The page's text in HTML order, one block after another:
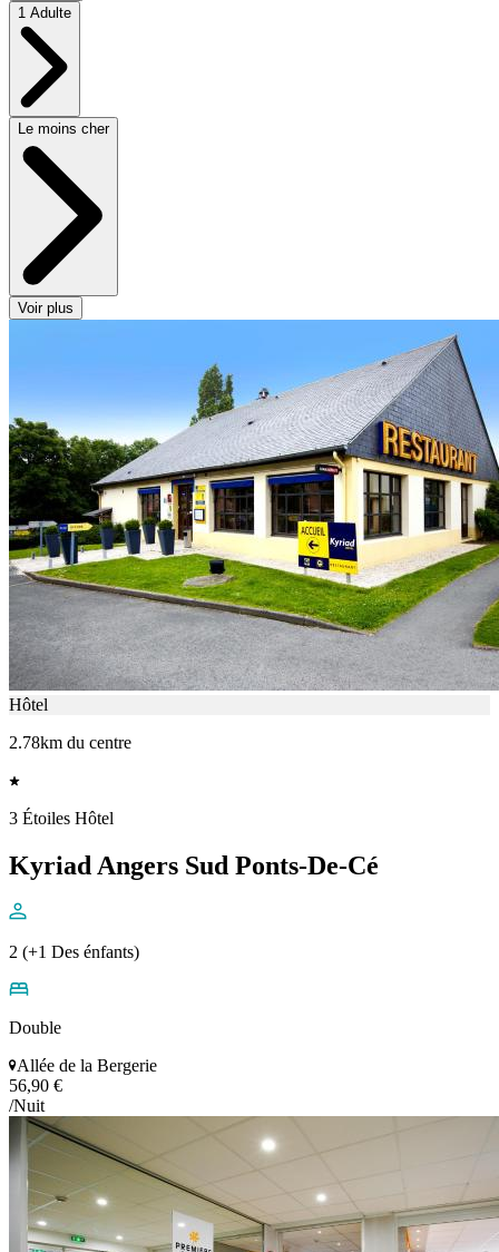
1 Adulte
Le moins cher
Voir plus
Hôtel
2.78km du centre
3 Étoiles Hôtel
Kyriad Angers Sud Ponts-De-Cé
2 (+1 Des énfants)
Double
Allée de la Bergerie
56,90 €
/Nuit